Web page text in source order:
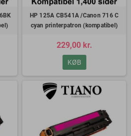
HP 125A CB541A /Canon 716 C
cyan printerpatron (kompatibel)
229,00 kr.
KØB